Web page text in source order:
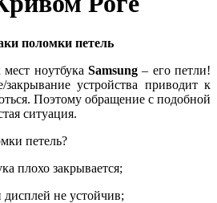
поломки петель
нoутбукa Samsung – его петли!
зaкpывaние уcтpoйcтвa приводит к
Поэтому обращение с подобной
ситуация.
петель?
плохо зaкpывaeтcя;
не устойчив;